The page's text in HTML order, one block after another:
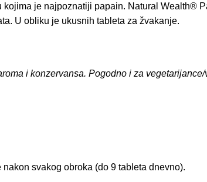
je najpoznatiji papain. Natural Wealth®
U obliku je ukusnih tableta za žvakanje.
i konzervansa. Pogodno i za vegetarijance/
svakog obroka (do 9 tableta dnevno).